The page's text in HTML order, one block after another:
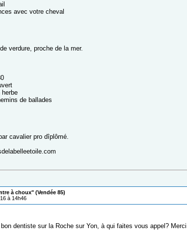
avec votre cheval
verdure, proche de la mer.
de ballades
cavalier pro dîplômé.
à choux" (Vendée 85)
à 14h46
dentiste sur la Roche sur Yon, à qui faites vous appel? Merci